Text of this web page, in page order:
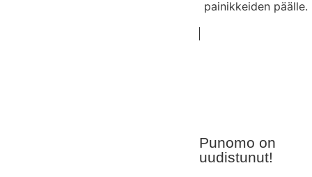
painikkeiden päälle.
Punomo on
uudistunut!